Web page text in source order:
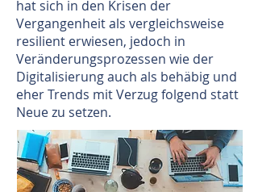
hat sich in den Krisen der
Vergangenheit als vergleichsweise
resilient erwiesen, jedoch in
Veränderungsprozessen wie der
Digitalisierung auch als behäbig und
eher Trends mit Verzug folgend statt
Neue zu setzen.